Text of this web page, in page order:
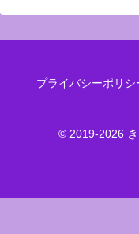
プライバシーポリシ
© 2019-2026 き